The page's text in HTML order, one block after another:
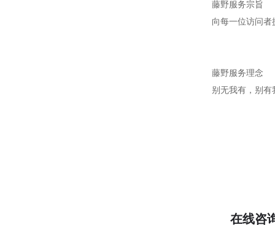
藤野服务宗旨
向每一位访问
藤野服务理念
别无我有，别
在线咨